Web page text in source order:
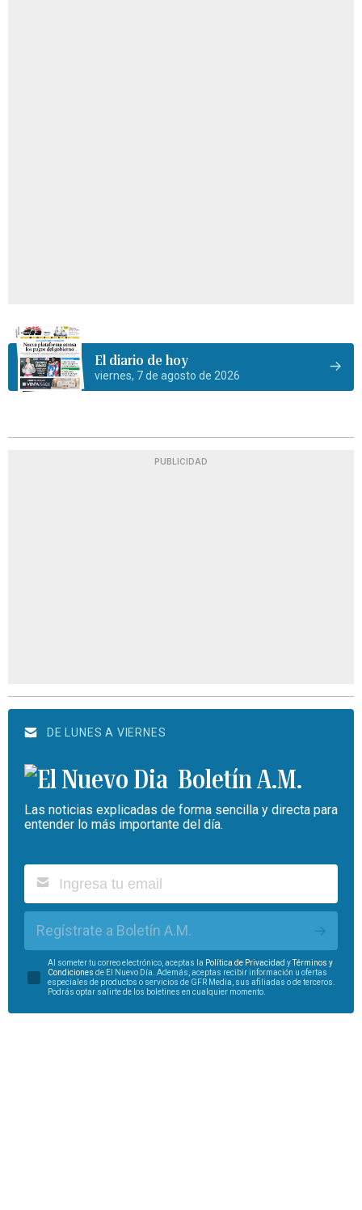
El diario de hoy
viernes, 7 de agosto de 2026
PUBLICIDAD
DE LUNES A VIERNES
Boletín A.M.
Las noticias explicadas de forma sencilla y directa para
entender lo más importante del día.
Regístrate a Boletín A.M.
Al someter tu correo electrónico, aceptas la Política de Privacidad y
Términos y
Condiciones de El Nuevo Día. Además, aceptas recibir información u ofertas
especiales de productos o servicios de GFR Media, sus afiliadas o de terceros.
Podrás optar salirte de los boletines en cualquier momento.